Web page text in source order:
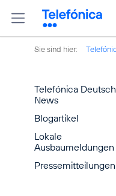
Sie sind hier:
Telefónica
News
Blogartikel
Lokale
Ausbaumeldungen
Pressemitteilungen